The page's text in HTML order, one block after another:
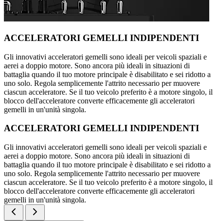
ACCELERATORI GEMELLI INDIPENDENTI
Gli innovativi acceleratori gemelli sono ideali per veicoli spaziali e
aerei a doppio motore. Sono ancora più ideali in situazioni di
battaglia quando il tuo motore principale è disabilitato e sei ridotto a
uno solo. Regola semplicemente l'attrito necessario per muovere
ciascun acceleratore. Se il tuo veicolo preferito è a motore singolo, il
blocco dell'acceleratore converte efficacemente gli acceleratori
gemelli in un'unità singola.
ACCELERATORI GEMELLI INDIPENDENTI
Gli innovativi acceleratori gemelli sono ideali per veicoli spaziali e
aerei a doppio motore. Sono ancora più ideali in situazioni di
battaglia quando il tuo motore principale è disabilitato e sei ridotto a
uno solo. Regola semplicemente l'attrito necessario per muovere
ciascun acceleratore. Se il tuo veicolo preferito è a motore singolo, il
blocco dell'acceleratore converte efficacemente gli acceleratori
gemelli in un'unità singola.